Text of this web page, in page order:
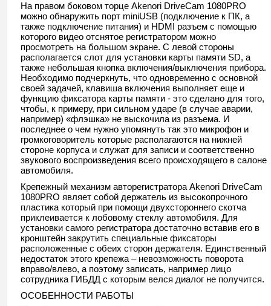
На правом боковом торце Akenori DriveCam 1080PRO
можно обнаружить порт miniUSB (подключение к ПК, а
также подключение питания) и HDMI разъем с помощью
которого видео отснятое регистратором можно
просмотреть на большом экране. С левой стороны
располагается слот для установки карты памяти SD, а
также небольшая кнопка включения/выключения прибора.
Необходимо подчеркнуть, что одновременно с основной
своей задачей, клавиша включения выполняет еще и
функцию фиксатора карты памяти - это сделано для того,
чтобы, к примеру, при сильном ударе (в случае аварии,
например) «флэшка» не выскочила из разъема. И
последнее о чем нужно упомянуть так это микрофон и
громкоговоритель которые располагаются на нижней
стороне корпуса и служат для записи и соответственно
звукового воспроизведения всего происходящего в салоне
автомобиля.
Крепежный механизм авторегистратора Akenori DriveCam
1080PRO являет собой держатель из высокопрочного
пластика который при помощи двухстороннего скотча
приклеивается к лобовому стеклу автомобиля. Для
установки самого регистратора достаточно вставив его в
кронштейн закрутить специальные фиксаторы
расположенные с обеих сторон держателя. Единственный
недостаток этого крепежа – невозможность поворота
вправо/влево, а поэтому записать, например лицо
сотрудника ГИБДД с которым велся диалог не получится.
ОСОБЕННОСТИ РАБОТЫ